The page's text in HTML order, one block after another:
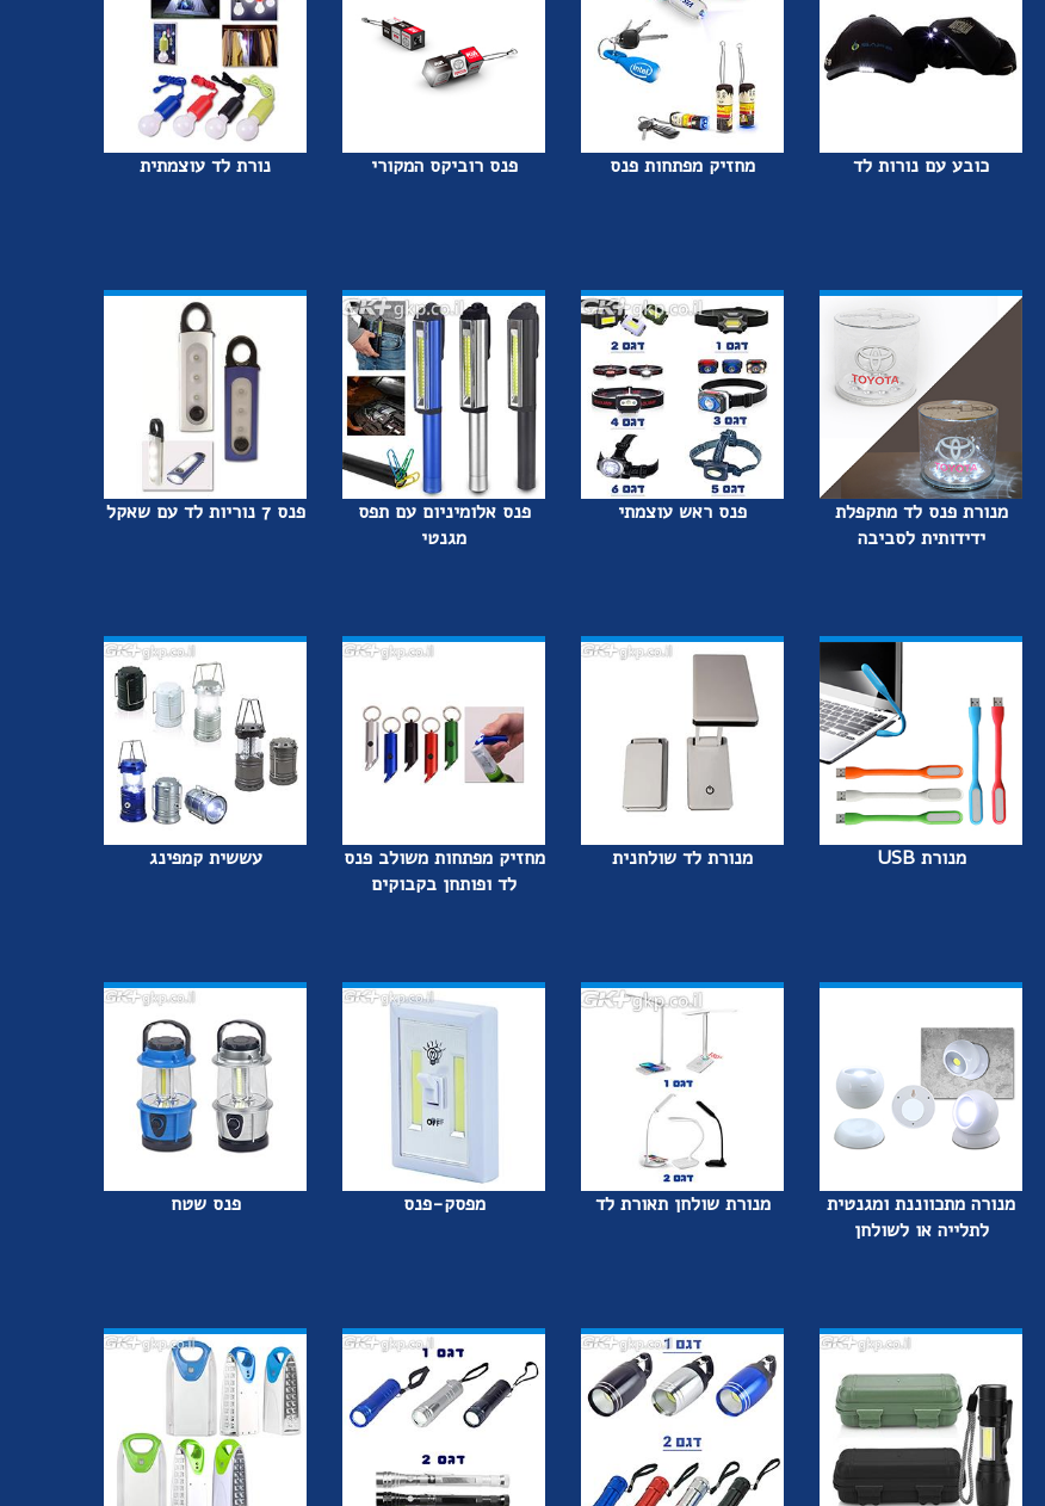
כובע עם נורות לד מחזיק מפתחות פנס פנס רוביקס המקורי נורת לד עוצמתית
מנורת פנס לד מתקפלת
ידידותית לסביבה
פנס ראש עוצמתי
פנס אלומיניום עם תפס
מגנטי
פנס 7 נוריות לד עם שאקל
מנורת USB מנורת לד שולחנית
מחזיק מפתחות משולב פנס
לד ופותחן בקבוקים
עששית קמפינג
מנורה מתכווננת ומגנטית
לתלייה או לשולחן
מנורת שולחן תאורת לד מפסק-פנס פנס שטח